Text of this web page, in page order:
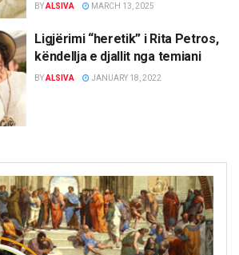
BYALSIVA MARCH 13, 2025
Ligjërimi “heretik” i Rita Petros,
këndellja e djallit nga temiani
BYALSIVA JANUARY 18, 2022